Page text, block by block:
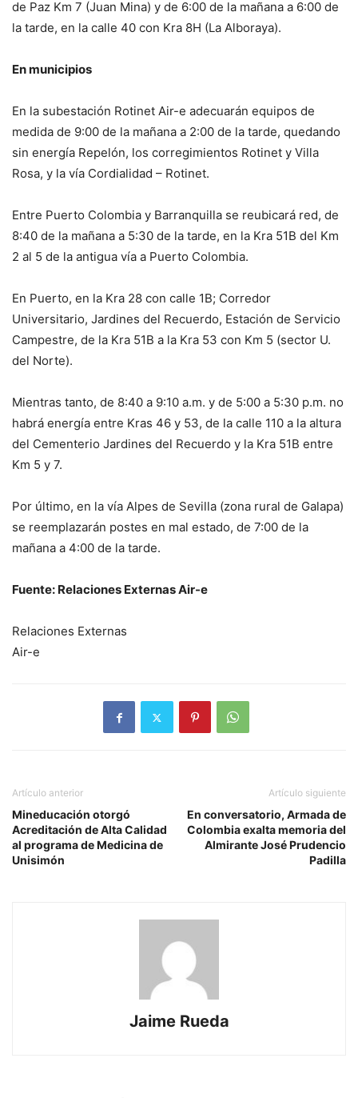
de Paz Km 7 (Juan Mina) y de 6:00 de la mañana a 6:00 de
la tarde, en la calle 40 con Kra 8H (La Alboraya).
En municipios
En la subestación Rotinet Air-e adecuarán equipos de
medida de 9:00 de la mañana a 2:00 de la tarde, quedando
sin energía Repelón, los corregimientos Rotinet y Villa
Rosa, y la vía Cordialidad – Rotinet.
Entre Puerto Colombia y Barranquilla se reubicará red, de
8:40 de la mañana a 5:30 de la tarde, en la Kra 51B del Km
2 al 5 de la antigua vía a Puerto Colombia.
En Puerto, en la Kra 28 con calle 1B; Corredor
Universitario, Jardines del Recuerdo, Estación de Servicio
Campestre, de la Kra 51B a la Kra 53 con Km 5 (sector U.
del Norte).
Mientras tanto, de 8:40 a 9:10 a.m. y de 5:00 a 5:30 p.m. no
habrá energía entre Kras 46 y 53, de la calle 110 a la altura
del Cementerio Jardines del Recuerdo y la Kra 51B entre
Km 5 y 7.
Por último, en la vía Alpes de Sevilla (zona rural de Galapa)
se reemplazarán postes en mal estado, de 7:00 de la
mañana a 4:00 de la tarde.
Fuente: Relaciones Externas Air-e
Relaciones Externas
Air-e
Artículo anterior
Mineducación otorgó
Acreditación de Alta Calidad
al programa de Medicina de
Unisimón
Artículo siguiente
En conversatorio, Armada de
Colombia exalta memoria del
Almirante José Prudencio
Padilla
Jaime Rueda